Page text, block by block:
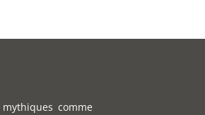
comme